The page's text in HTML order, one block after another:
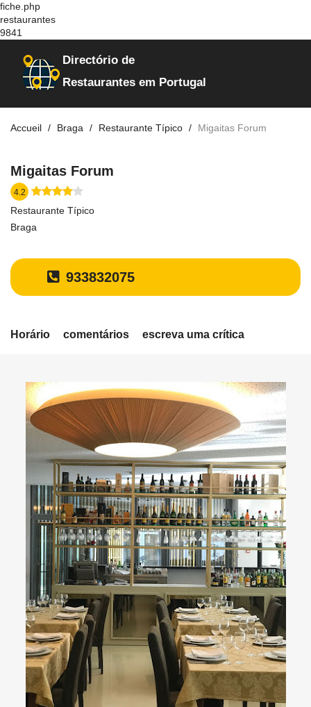
fiche.php
restaurantes
9841
Directório de
Restaurantes em Portugal
Accueil Braga Restaurante Típico Migaitas Forum
Migaitas Forum
4.2
Restaurante Típico
Braga
933832075
Horário comentários escreva uma crítica